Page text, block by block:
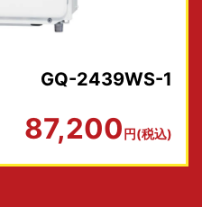
GQ-2439WS-1
87,200円(税込)